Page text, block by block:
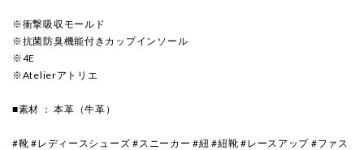
※衝撃吸収モールド
※抗菌防臭機能付きカップインソール
※4E
※Atelierアトリエ
■素材 ： 本革（牛革）
#靴 #レディースシューズ #スニーカー #紐 #紐靴 #レースアップ #ファス